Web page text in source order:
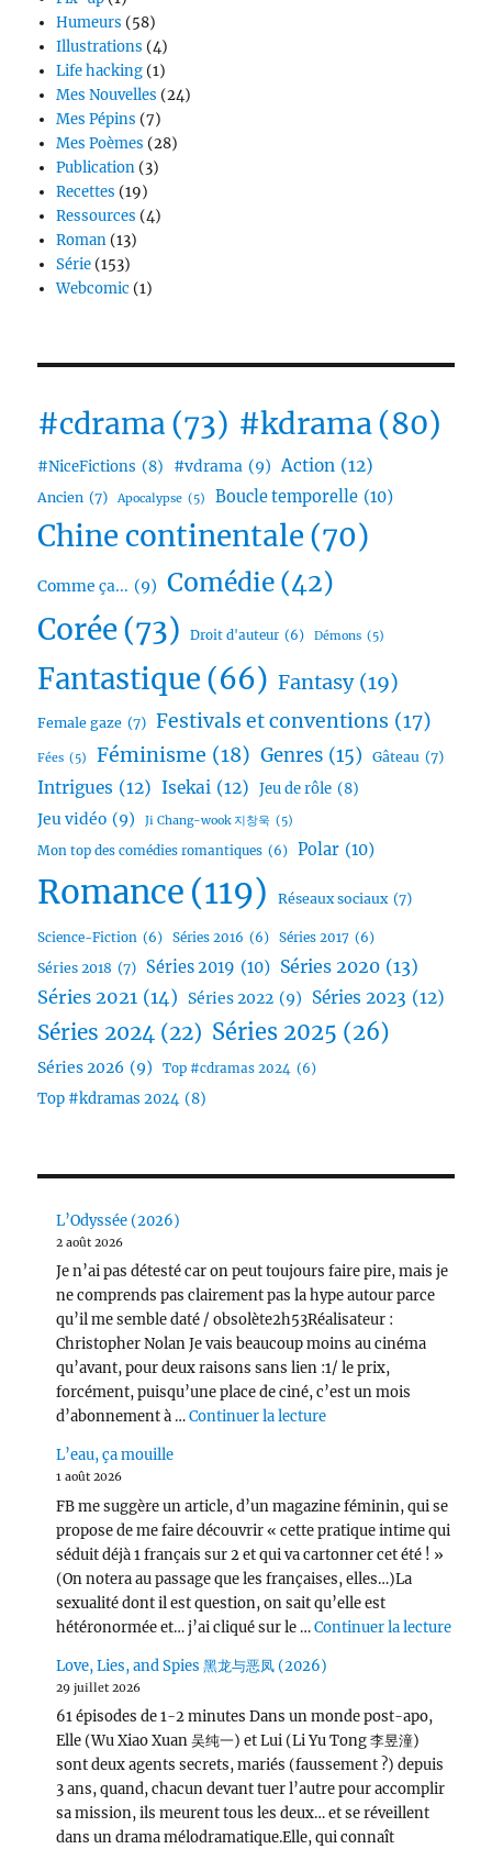
Humeurs (58)
Illustrations (4)
Life hacking(1)
Mes Nouvelles (24)
Mes Pépins (7)
Mes Poèmes (28)
Publication(3)
Recettes (19)
Ressources (4)
Roman(13)
Série(153)
Webcomic (1)
#cdrama (73) #kdrama(80)
#NiceFictions (8) #vdrama (9) Action (12)
Ancien (7) Apocalypse (5) Boucle temporelle (10)
Chine continentale (70)
Comme ça... (9) Comédie (42)
Corée(73) Droit d'auteur (6) Démons (5)
Fantastique (66) Fantasy (19)
Female gaze (7) Festivals et conventions (17)
Fées (5) Féminisme (18) Genres (15) Gâteau (7)
Intrigues (12) Isekai (12) Jeu de rôle (8)
Jeu vidéo (9) Ji Chang-wook 지창욱 (5)
Mon top des comédies romantiques (6) Polar (10)
Romance (119) Réseaux sociaux (7)
Science-Fiction (6) Séries 2016 (6) Séries 2017 (6)
Séries 2018 (7) Séries 2019 (10) Séries 2020 (13)
Séries 2021 (14) Séries 2022 (9) Séries 2023 (12)
Séries 2024 (22) Séries 2025 (26)
Séries 2026 (9) Top #cdramas 2024 (6)
Top #kdramas 2024 (8)
L’Odyssée (2026)
2 août 2026
Je n’ai pas détesté car on peut toujours faire pire, mais je
ne comprends pas clairement pas la hype autour parce
qu’il me semble daté / obsolète2h53Réalisateur :
Christopher Nolan Je vais beaucoup moins au cinéma
qu’avant, pour deux raisons sans lien :1/ le prix,
forcément, puisqu’une place de ciné, c’est un mois
d’abonnement à …Continuer la lecturede « L’Odyssée (2026)
L’eau, ça mouille
1 août 2026
FB me suggère un article, d’un magazine féminin, qui se
propose de me faire découvrir « cette pratique intime qui
séduit déjà 1 français sur 2 et qui va cartonner cet été ! »
(On notera au passage que les françaises, elles…)La
sexualité dont il est question, on sait qu’elle est
hétéronormée et… j’ai cliqué sur le …Continuer la lecturede «
Love, Lies, and Spies 黑龙与恶凤 (2026)
29 juillet 2026
61 épisodes de 1-2 minutes Dans un monde post-apo,
Elle (Wu Xiao Xuan 吴纯一) et Lui (Li Yu Tong 李昱潼)
sont deux agents secrets, mariés (faussement ?) depuis
3 ans, quand, chacun devant tuer l’autre pour accomplir
sa mission, ils meurent tous les deux… et se réveillent
dans un drama mélodramatique.Elle, qui connaît